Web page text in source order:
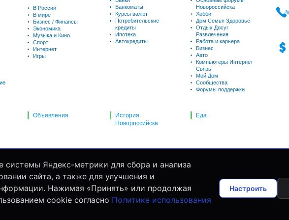
В России
В мире
Бизнес / Финансы
Экономика
Музыка и Кино
Спорт
Интернет
Игры
Банкоматы
Курсы валют
Потребительские
кредиты
Ипотека
Автокредиты
Новороссийска
Хобби
Дом Семья Здоровье
Отдых Досуг
Развлечения
Работа и карьера
Бизнес
Авто
Компьютеры Интернет
Связь
Мой Дом
Сообщества
Форумы поддержки
Объявления
История
Новороссийска
Еда
Яндекс-метрики для сбора и анализа
сайта, а также для улучшения и
Нажимая «Принять» или продолжая
cookie согласно Политике использования
Настроить